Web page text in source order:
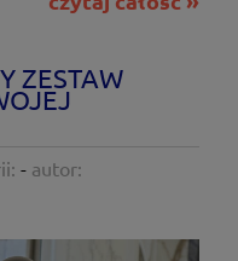
ZESTAW
- autor: